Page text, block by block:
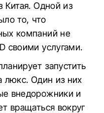
Китая. Одной из
то, что
компаний не
своими услугами.
запустить
люкс. Один из них
внедорожники и
вращаться вокруг